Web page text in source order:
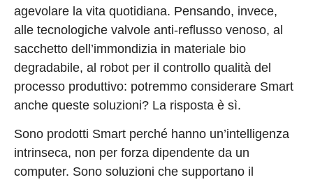
agevolare la vita quotidiana. Pensando, invece,
alle tecnologiche valvole anti-reflusso venoso, al
sacchetto dell’immondizia in materiale bio
degradabile, al robot per il controllo qualità del
processo produttivo: potremmo considerare Smart
anche queste soluzioni? La risposta è sì.
Sono prodotti Smart perché hanno un’intelligenza
intrinseca, non per forza dipendente da un
computer. Sono soluzioni che supportano il